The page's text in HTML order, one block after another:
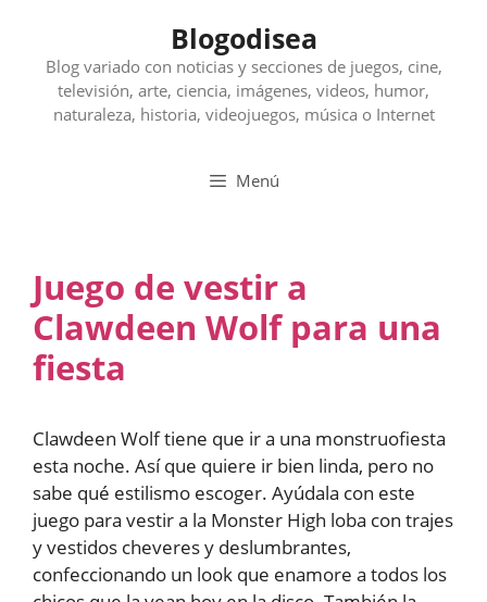
contenido
Blogodisea
Blog variado con noticias y secciones de juegos, cine,
televisión, arte, ciencia, imágenes, videos, humor,
naturaleza, historia, videojuegos, música o Internet
Menú
Juego de vestir a
Clawdeen Wolf para una
fiesta
Clawdeen Wolf tiene que ir a una monstruofiesta
esta noche. Así que quiere ir bien linda, pero no
sabe qué estilismo escoger. Ayúdala con este
juego para vestir a la Monster High loba con trajes
y vestidos cheveres y deslumbrantes,
confeccionando un look que enamore a todos los